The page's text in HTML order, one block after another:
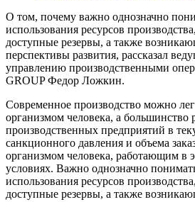
О том, почему важно однозначно
использования ресурсов
доступные резервы, а также
перспективы развития, рассказал
управлению производственными
GROUP Федор Ложкин.
Современное производство можно
организмом человека, а большинство
производственных предприятий в
санкционного давления и объема
организмом человека, работающим в
условиях. Важно однозначно
использования ресурсов
доступные резервы, а также